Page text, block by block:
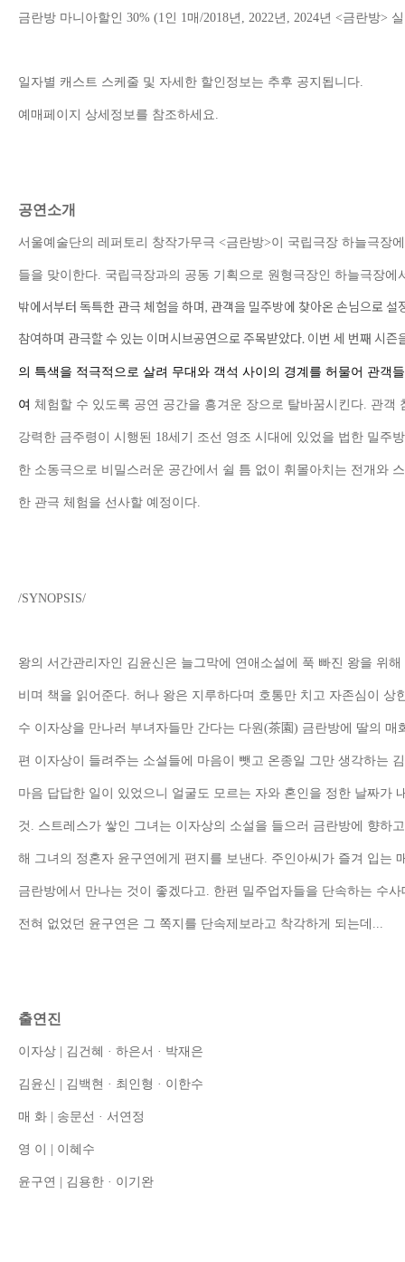
금란방 마니아할인 30% (1인 1매 /2018년 , 2022년 , 2024년 <금란방>
일자별 캐스트 스케줄 및 자세한 할인정보는 추후 공지됩니다.
예매페이지 상세정보를 참조하세요.
공연소개
서울예술단의 레퍼토리 창작가무극 <금란방>이 국립극장 하늘극장
들을 맞이한다. 국립극장과의 공동 기획으로 원형극장인 하늘극장에
밖에서부터 독특한 관극 체험을 하며, 관객을 밀주방에 찾아온 손님으로 설
참여하며 관극할 수 있는 이머시브공연으로 주목받았다. 이번 세 번째 시즌
의 특색을 적극적으로 살려 무대와 객석 사이의 경계를 허물어 관객
여 체험할 수 있도록 공연 공간을 흥겨운 장으로 탈바꿈시킨다. 관객
강력한 금주령이 시행된 18세기 조선 영조 시대에 있었을 법한 밀주
한 소동극으로 비밀스러운 공간에서 쉴 틈 없이 휘몰아치는 전개와
한 관극 체험을 선사할 예정이다.
/SYNOPSIS/
왕의 서간관리자인 김윤신은 늘그막에 연애소설에 푹 빠진 왕을 위
비며 책을 읽어준다. 허나 왕은 지루하다며 호통만 치고 자존심이 상
수 이자상을 만나러 부녀자들만 간다는 다원(茶園) 금란방에 딸의 매
편 이자상이 들려주는 소설들에 마음이 뺏고 온종일 그만 생각하는
마음 답답한 일이 있었으니 얼굴도 모르는 자와 혼인을 정한 날짜가
것 . 스트레스가 쌓인 그녀는 이자상의 소설을 들으러 금란방에 향하
해 그녀의 정혼자 윤구연에게 편지를 보낸다. 주인아씨가 즐겨 입는
금란방에서 만나는 것이 좋겠다고. 한편 밀주업자들을 단속하는 수
전혀 없었던 윤구연은 그 쪽지를 단속제보라고 착각하게 되는데 ...
출연진
이자상 김건혜 · 하은서 · 박재은
김윤신 김백현 · 최인형 · 이한수
매 화 송문선 · 서연정
영 이 이혜수
윤구연 김용한 · 이기완